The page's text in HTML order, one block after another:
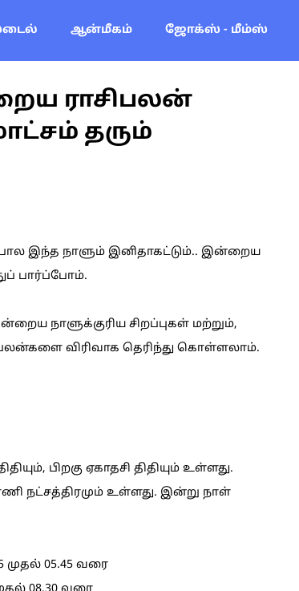
ஆன்மீகம் ஜோக்ஸ் - மீம்ஸ்
ராசிபலன்
தரும்
இந்த நாளும் இனிதாகட்டும்.. இன்றைய
பார்ப்போம்.
நாளுக்குரிய சிறப்புகள் மற்றும்,
விரிவாக தெரிந்து கொள்ளலாம்.
பிறகு ஏகாதசி திதியும் உள்ளது.
நட்சத்திரமும் உள்ளது. இன்று நாள்
முதல் 05.45 வரை